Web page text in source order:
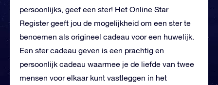
persoonlijks, geef een ster! Het Online Star
Register geeft jou de mogelijkheid om een ster te
benoemen als origineel cadeau voor een huwelijk.
Een ster cadeau geven is een prachtig en
persoonlijk cadeau waarmee je de liefde van twee
mensen voor elkaar kunt vastleggen in het